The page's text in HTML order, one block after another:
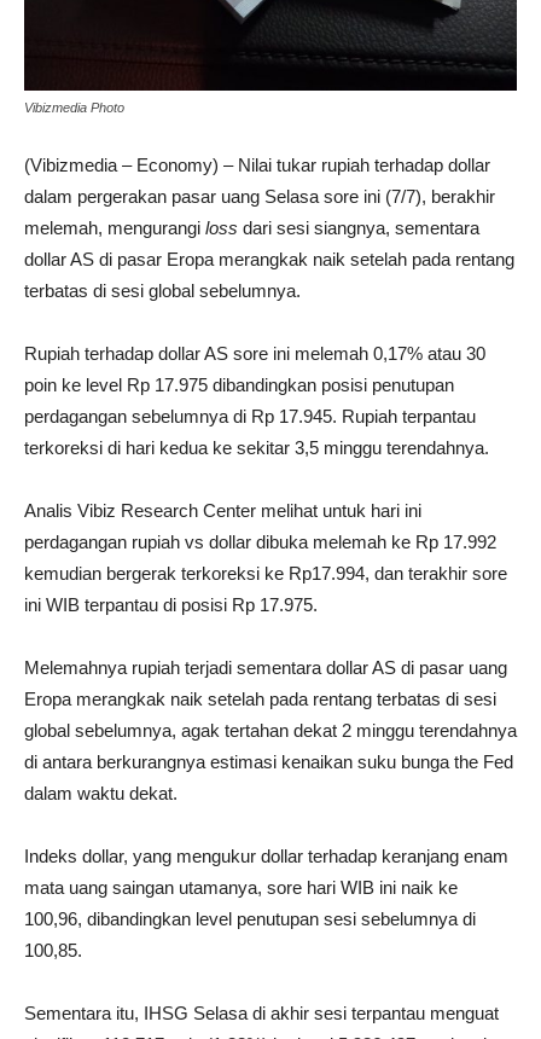
Vibizmedia Photo
(Vibizmedia – Economy) – Nilai tukar rupiah terhadap dollar
dalam pergerakan pasar uang Selasa sore ini (7/7), berakhir
melemah, mengurangi loss dari sesi siangnya, sementara
dollar AS di pasar Eropa merangkak naik setelah pada rentang
terbatas di sesi global sebelumnya.
Rupiah terhadap dollar AS sore ini melemah 0,17% atau 30
poin ke level Rp 17.975 dibandingkan posisi penutupan
perdagangan sebelumnya di Rp 17.945. Rupiah terpantau
terkoreksi di hari kedua ke sekitar 3,5 minggu terendahnya.
Analis Vibiz Research Center melihat untuk hari ini
perdagangan rupiah vs dollar dibuka melemah ke Rp 17.992
kemudian bergerak terkoreksi ke Rp17.994, dan terakhir sore
ini WIB terpantau di posisi Rp 17.975.
Melemahnya rupiah terjadi sementara dollar AS di pasar uang
Eropa merangkak naik setelah pada rentang terbatas di sesi
global sebelumnya, agak tertahan dekat 2 minggu terendahnya
di antara berkurangnya estimasi kenaikan suku bunga the Fed
dalam waktu dekat.
Indeks dollar, yang mengukur dollar terhadap keranjang enam
mata uang saingan utamanya, sore hari WIB ini naik ke
100,96, dibandingkan level penutupan sesi sebelumnya di
100,85.
Sementara itu, IHSG Selasa di akhir sesi terpantau menguat